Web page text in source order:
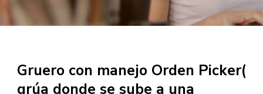
Gruero con manejo Orden Picker(
grúa donde se sube a una